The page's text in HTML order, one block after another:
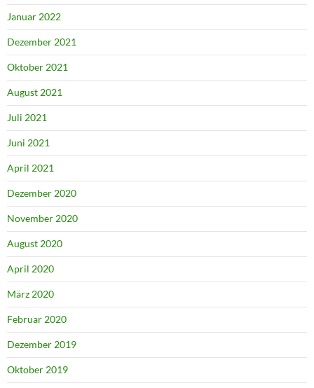
Januar 2022
Dezember 2021
Oktober 2021
August 2021
Juli 2021
Juni 2021
April 2021
Dezember 2020
November 2020
August 2020
April 2020
März 2020
Februar 2020
Dezember 2019
Oktober 2019